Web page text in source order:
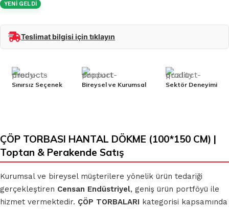
YENİ GELDİ
Teslimat bilgisi için tıklayın
Sınırsız Seçenek Bireysel ve Kurumsal Sektör Deneyimi
ÇÖP TORBASI HANTAL DÖKME (100*150 CM) |
Toptan & Perakende Satış
Kurumsal ve bireysel müşterilere yönelik ürün tedariği
gerçekleştiren Censan Endüstriyel, geniş ürün portföyü ile
hizmet vermektedir. ÇÖP TORBALARI kategorisi kapsamında